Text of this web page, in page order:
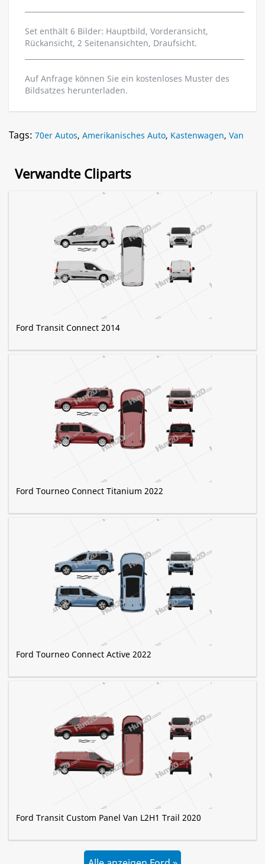
Set enthält 6 Bilder: Hauptbild, Vorderansicht,
Rückansicht, 2 Seitenansichten, Draufsicht.
Auf Anfrage können Sie ein kostenloses Muster des
Bildsatzes herunterladen.
Tags: 70er Autos, Amerikanisches Auto, Kastenwagen, Van
Verwandte Cliparts
Ford Transit Connect 2014
Ford Tourneo Connect Titanium 2022
Ford Tourneo Connect Active 2022
Ford Transit Custom Panel Van L2H1 Trail 2020